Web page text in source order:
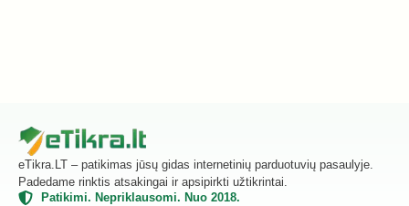
eTikra.LT – patikimas jūsų gidas internetinių parduotuvių pasaulyje.
Padedame rinktis atsakingai ir apsipirkti užtikrintai.
Patikimi. Nepriklausomi. Nuo 2018.